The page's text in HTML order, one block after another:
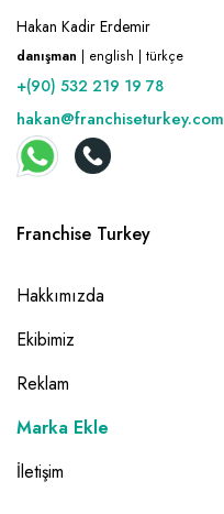
Hakan Kadir Erdemir
danışman | english | türkçe
+(90) 532 219 19 78
hakan@franchiseturkey.com
Franchise Turkey
Hakkımızda
Ekibimiz
Reklam
Marka Ekle
İletişim